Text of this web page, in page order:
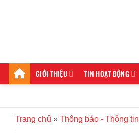
GIỚI THIỆU TIN HOẠT ĐỘNG
Trang chủ » Thông báo - Thông tin